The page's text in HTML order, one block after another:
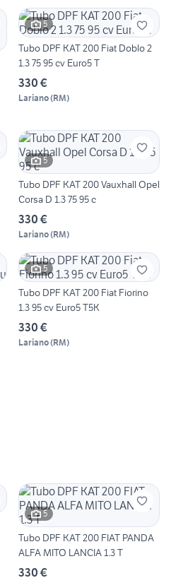
5
Tubo DPF KAT 200 Fiat Doblo 2
1.3 75 95 cv Euro5 T
330 €
Lariano(RM)
5
Tubo DPF KAT 200 Vauxhall Opel
Corsa D 1.3 75 95 c
330 €
Lariano(RM)
5
Tubo DPF KAT 200 Fiat Fiorino
1.3 95 cv Euro5 T5K
330 €
Lariano(RM)
5
Tubo DPF KAT 200 FIAT PANDA
ALFA MITO LANCIA 1.3 T
330 €